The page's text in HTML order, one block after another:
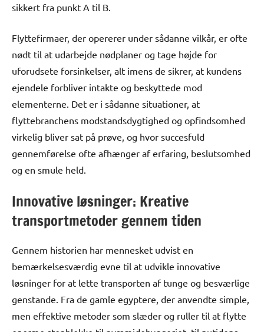
sikkert fra punkt A til B.
Flyttefirmaer, der opererer under sådanne vilkår, er ofte
nødt til at udarbejde nødplaner og tage højde for
uforudsete forsinkelser, alt imens de sikrer, at kundens
ejendele forbliver intakte og beskyttede mod
elementerne. Det er i sådanne situationer, at
flyttebranchens modstandsdygtighed og opfindsomhed
virkelig bliver sat på prøve, og hvor succesfuld
gennemførelse ofte afhænger af erfaring, beslutsomhed
og en smule held.
Innovative løsninger: Kreative
transportmetoder gennem tiden
Gennem historien har mennesket udvist en
bemærkelsesværdig evne til at udvikle innovative
løsninger for at lette transporten af tunge og besværlige
genstande. Fra de gamle egyptere, der anvendte simple,
men effektive metoder som slæder og ruller til at flytte